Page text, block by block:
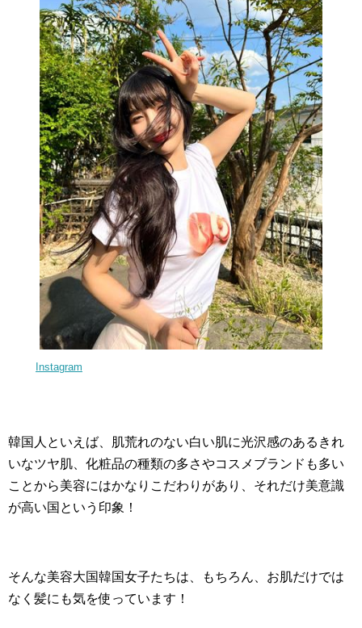
Instagram
韓国人といえば、肌荒れのない白い肌に光沢感のあるきれ
いなツヤ肌、化粧品の種類の多さやコスメブランドも多い
ことから美容にはかなりこだわりがあり、それだけ美意識
が高い国という印象！
そんな美容大国韓国女子たちは、もちろん、お肌だけでは
なく髪にも気を使っています！